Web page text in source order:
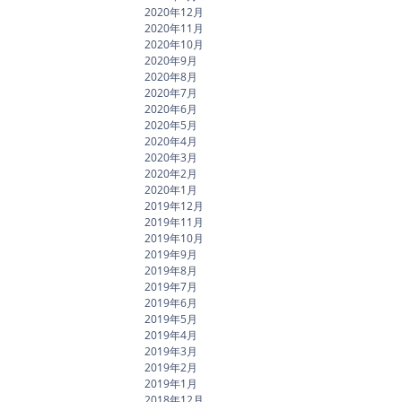
2020年12月
2020年11月
2020年10月
2020年9月
2020年8月
2020年7月
2020年6月
2020年5月
2020年4月
2020年3月
2020年2月
2020年1月
2019年12月
2019年11月
2019年10月
2019年9月
2019年8月
2019年7月
2019年6月
2019年5月
2019年4月
2019年3月
2019年2月
2019年1月